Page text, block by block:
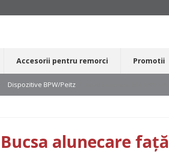
Accesorii pentru remorci Promotii
Dispozitive BPW/Peitz
Bucsa alunecare